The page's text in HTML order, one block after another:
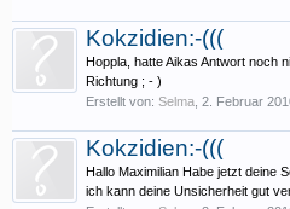
Kokzidien:-(((
Hoppla, hatte Aikas Antwort noch
Richtung ; - )
Erstellt von: Selma 2. Februar
Kokzidien:-(((
Hallo Maximilian Habe jetzt deine
ich kann deine Unsicherheit gut